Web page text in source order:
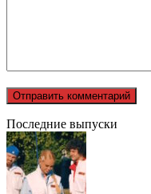
Последние выпуски